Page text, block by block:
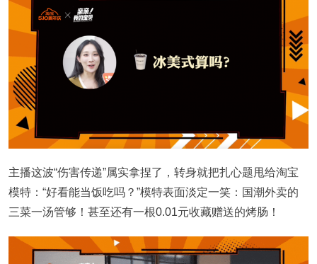
主播这波“伤害传递”属实拿捏了，转身就把扎心题甩给淘宝
模特：“好看能当饭吃吗？”模特表面淡定一笑：国潮外卖的
三菜一汤管够！甚至还有一根0.01元收藏赠送的烤肠！